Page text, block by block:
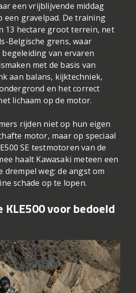
een vrijblijvende middag
een gravelpad. De training
13 hectare groot terrein, net
Belgische grens, waar
van ervaren
met de basis van
aan balans, kijktechniek,
en het correct
lichaam op de motor.
rijden niet op hun eigen
motor, maar op speciaal
SE testmotoren van de
haalt Kawasaki meteen een
drempel weg: de angst om
schade op te lopen.
KLE500 voor bedoeld